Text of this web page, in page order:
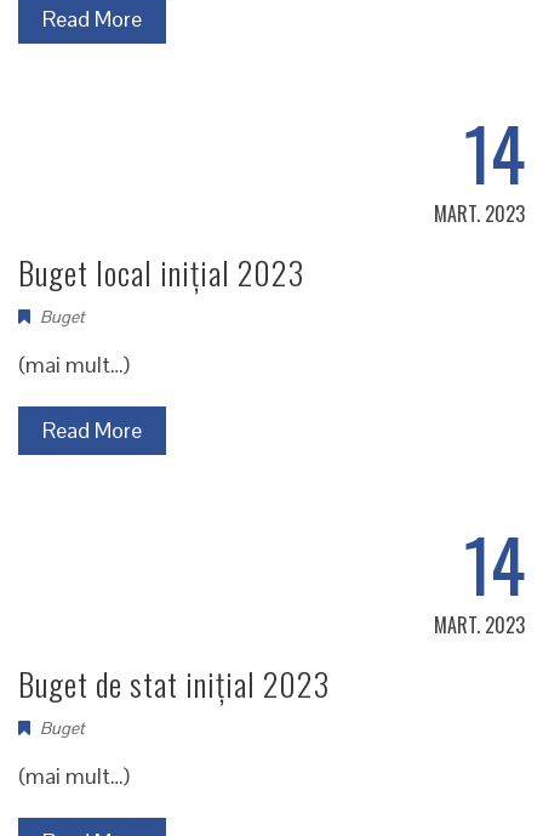
Read More
14
MART. 2023
Buget local inițial 2023
Buget
(mai mult…)
Read More
14
MART. 2023
Buget de stat inițial 2023
Buget
(mai mult…)